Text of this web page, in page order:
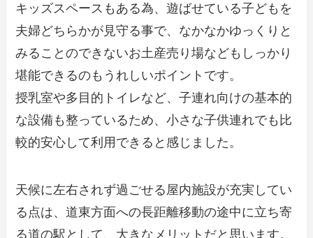
キッズスペースもある為、遊ばせている子どもを
夫婦どちらかが見守る事で、なかなかゆっくりと
みることのできないお土産売り場などもしっかり
堪能できるのもうれしいポイントです。
授乳室や多目的トイレなど、子連れ向けの基本的
な設備も整っているため、小さな子供連れでも比
較的安心して利用できると感じました。
天候に左右されず過ごせる屋内施設が充実してい
る点は、道東方面への長距離移動の途中に立ち寄
る道の駅として、大きなメリットだと思います。